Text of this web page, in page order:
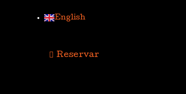
English
Reservar